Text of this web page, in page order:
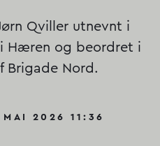
Qviller utnevnt i
Hæren og beordret i
Brigade Nord.
MAI 2026 11:36